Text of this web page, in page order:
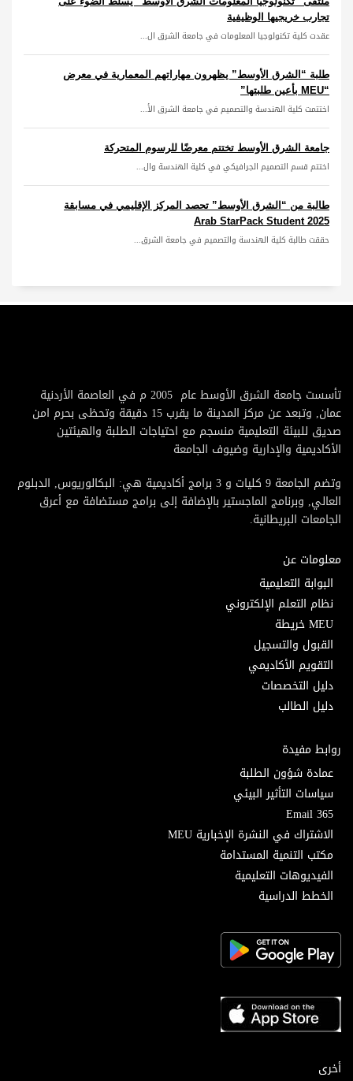
تجارب خريجيها الوظيفية
عقدت كلية تكنولوجيا المعلومات في جامعة الشرق ال...
طلبة “الشرق الأوسط” يظهرون مهاراتهم المعمارية في معرض
“MEU بأعين طلبتها”
اختتمت كلية الهندسة والتصميم في جامعة الشرق الأ...
جامعة الشرق الأوسط تختتم معرضًا للرسوم المتحركة
اختتم قسم التصميم الجرافيكي في كلية الهندسة وال...
طالبة من “الشرق الأوسط” تحصد المركز الإقليمي في مسابقة
Arab StarPack Student 2025
حققت طالبة كلية الهندسة والتصميم في جامعة الشرق...
تأسست جامعة الشرق الأوسط عام 2005 م في العاصمة الأردنية
عمان, وتبعد عن مركز المدينة ما يقرب 15 دقيقة وتحظى بحرم امن
صديق للبيئة التعليمية منسجم مع احتياجات الطلبة والهيئتين
الأكاديمية والإدارية وضيوف الجامعة
وتضم الجامعة 9 كليات و 3 برامج أكاديمية هي: البكالوريوس, الدبلوم
العالي, وبرنامج الماجستير بالإضافة إلى برامج مستضافة مع أعرق
الجامعات البريطانية.
معلومات عن
البوابة التعليمية
نظام التعلم الإلكتروني
MEU خريطة
القبول والتسجيل
التقويم الأكاديمي
دليل التخصصات
دليل الطالب
روابط مفيدة
عمادة شؤون الطلبة
سياسات التأثير البيئي
Email 365
الاشتراك في النشرة الإخبارية MEU
مكتب التنمية المستدامة
الفيديوهات التعليمية
الخطط الدراسية
أخرى